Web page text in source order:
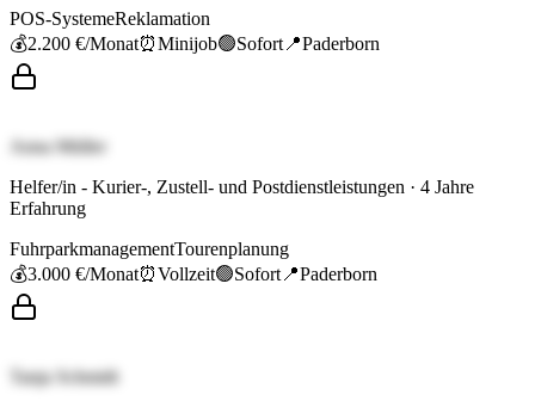
POS-SystemeReklamation
💰2.200 €/Monat⏰Minijob🟢Sofort 📍Paderborn
Anna Müller
Helfer/in - Kurier-, Zustell- und Postdienstleistungen · 4 Jahre
Erfahrung
FuhrparkmanagementTourenplanung
💰3.000 €/Monat⏰Vollzeit🟢Sofort 📍Paderborn
Tanja Schmidt